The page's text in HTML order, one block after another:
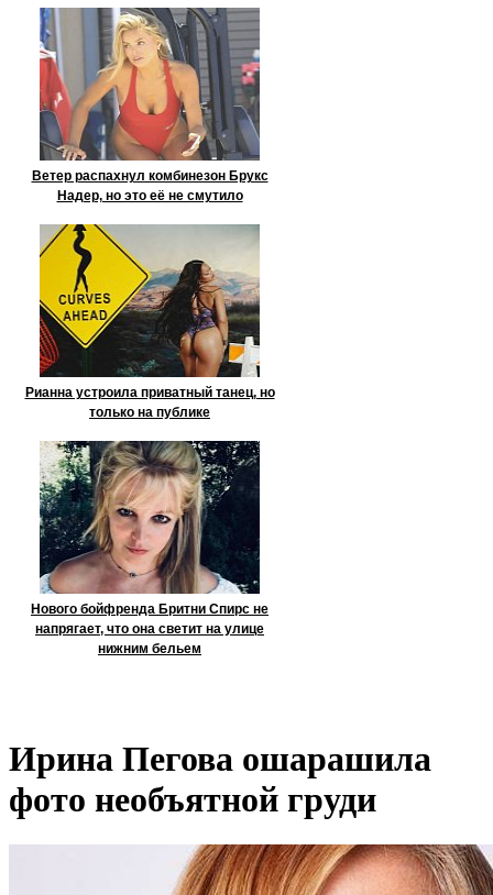
Ветер распахнул комбинезон Брукс
Надер, но это её не смутило
Рианна устроила приватный танец, но
только на публике
Нового бойфренда Бритни Спирс не
напрягает, что она светит на улице
нижним бельем
Ирина Пегова ошарашила
фото необъятной груди